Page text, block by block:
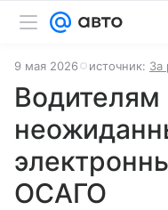
9 мая 2026 источник: За
ОСАГО